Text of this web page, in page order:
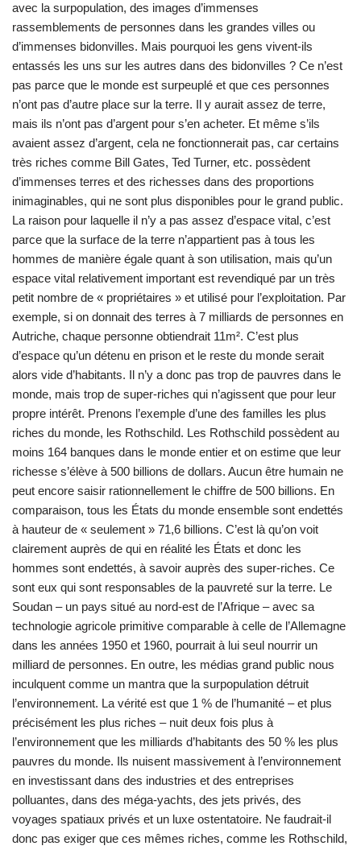
avec la surpopulation, des images d’immenses
rassemblements de personnes dans les grandes villes ou
d’immenses bidonvilles. Mais pourquoi les gens vivent-ils
entassés les uns sur les autres dans des bidonvilles ? Ce n’est
pas parce que le monde est surpeuplé et que ces personnes
n’ont pas d’autre place sur la terre. Il y aurait assez de terre,
mais ils n’ont pas d’argent pour s’en acheter. Et même s’ils
avaient assez d’argent, cela ne fonctionnerait pas, car certains
très riches comme Bill Gates, Ted Turner, etc. possèdent
d’immenses terres et des richesses dans des proportions
inimaginables, qui ne sont plus disponibles pour le grand public.
La raison pour laquelle il n’y a pas assez d’espace vital, c’est
parce que la surface de la terre n’appartient pas à tous les
hommes de manière égale quant à son utilisation, mais qu’un
espace vital relativement important est revendiqué par un très
petit nombre de « propriétaires » et utilisé pour l’exploitation. Par
exemple, si on donnait des terres à 7 milliards de personnes en
Autriche, chaque personne obtiendrait 11m². C’est plus
d’espace qu’un détenu en prison et le reste du monde serait
alors vide d’habitants. Il n’y a donc pas trop de pauvres dans le
monde, mais trop de super-riches qui n’agissent que pour leur
propre intérêt. Prenons l’exemple d’une des familles les plus
riches du monde, les Rothschild. Les Rothschild possèdent au
moins 164 banques dans le monde entier et on estime que leur
richesse s’élève à 500 billions de dollars. Aucun être humain ne
peut encore saisir rationnellement le chiffre de 500 billions. En
comparaison, tous les États du monde ensemble sont endettés
à hauteur de « seulement » 71,6 billions. C’est là qu’on voit
clairement auprès de qui en réalité les États et donc les
hommes sont endettés, à savoir auprès des super-riches. Ce
sont eux qui sont responsables de la pauvreté sur la terre. Le
Soudan – un pays situé au nord-est de l’Afrique – avec sa
technologie agricole primitive comparable à celle de l’Allemagne
dans les années 1950 et 1960, pourrait à lui seul nourrir un
milliard de personnes. En outre, les médias grand public nous
inculquent comme un mantra que la surpopulation détruit
l’environnement. La vérité est que 1 % de l’humanité – et plus
précisément les plus riches – nuit deux fois plus à
l’environnement que les milliards d’habitants des 50 % les plus
pauvres du monde. Ils nuisent massivement à l’environnement
en investissant dans des industries et des entreprises
polluantes, dans des méga-yachts, des jets privés, des
voyages spatiaux privés et un luxe ostentatoire. Ne faudrait-il
donc pas exiger que ces mêmes riches, comme les Rothschild,